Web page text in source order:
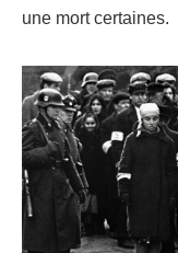
une mort certaines.